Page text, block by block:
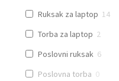
Ruksak za laptop 14
Torba za laptop 2
Poslovni ruksak 6
Poslovna torba 0